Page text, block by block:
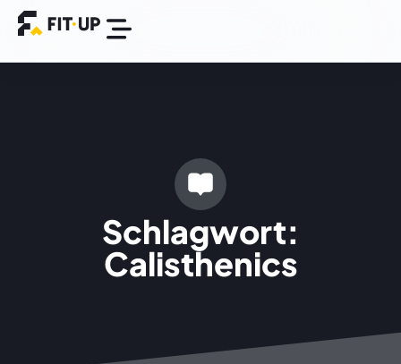
Schlagwort:
Calisthenics